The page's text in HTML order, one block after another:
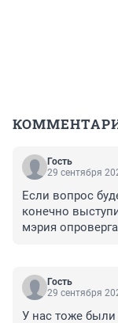
Гость
29 сентября
Если вопрос
конечно
мэрия
вопросы
минимум
Гость
29 сентября
У нас тоже были